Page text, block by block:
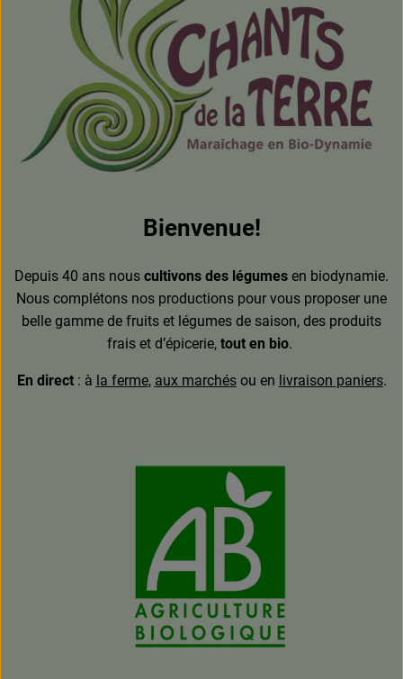
Boissons
Accessoires et divers
Cosmétique et hygiène
C'est nous
Bienvenue!
Depuis 40 ans nous cultivons des légumes en biodynamie.
Nous complétons nos productions pour vous proposer une
belle gamme de fruits et légumes de saison, des produits
frais et d’épicerie, tout en bio.
En direct: à la ferme, aux marchésou en livraison paniers.